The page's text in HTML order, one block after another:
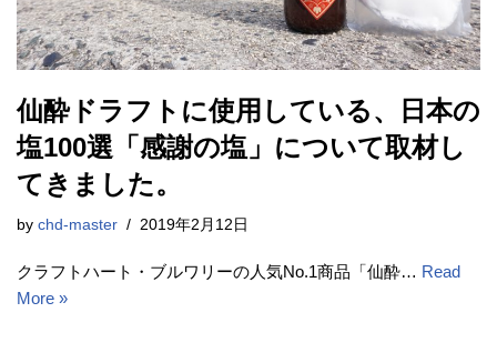
仙酔ドラフトに使用している、日本の
塩100選「感謝の塩」について取材し
てきました。
by chd-master 2019年2月12日
クラフトハート・ブルワリーの人気No.1商品「仙酔… Read
More »